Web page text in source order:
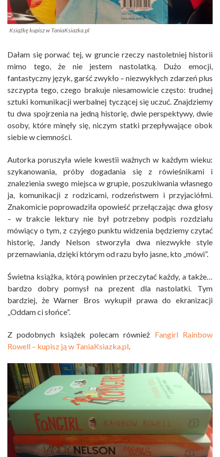
Książkę kupisz w TaniaKsiazka.pl
Dałam się porwać tej, w gruncie rzeczy nastoletniej historii
mimo tego, że nie jestem nastolatką. Dużo emocji,
fantastyczny język, garść zwykło – niezwykłych zdarzeń plus
szczypta tego, czego brakuje niesamowicie często: trudnej
sztuki komunikacji werbalnej tyczącej się uczuć. Znajdziemy
tu dwa spojrzenia na jedną historię, dwie perspektywy, dwie
osoby, które minęły się, niczym statki przepływające obok
siebie w ciemności.
Autorka poruszyła wiele kwestii ważnych w każdym wieku:
szykanowania, próby dogadania się z rówieśnikami i
znalezienia swego miejsca w grupie, poszukiwania własnego
ja, komunikacji z rodzicami, rodzeństwem i przyjaciółmi.
Znakomicie poprowadziła opowieść przełączając dwa głosy
– w trakcie lektury nie był potrzebny podpis rozdziału
mówiący o tym, z czyjego punktu widzenia będziemy czytać
historię, Jandy Nelson stworzyła dwa niezwykłe style
przemawiania, dzięki którym od razu było jasne, kto „mówi”.
Świetna książka, którą powinien przeczytać każdy, a także…
bardzo dobry pomysł na prezent dla nastolatki. Tym
bardziej, że Warner Bros wykupił prawa do ekranizacji
„Oddam ci słońce”.
Z podobnych książek polecam również Fangirl Rainbow
Rowell – kupisz ją w TaniaKsiazka.pl.